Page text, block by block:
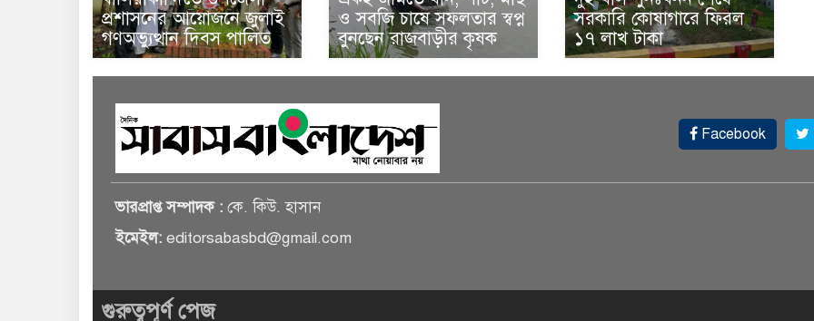
প্রশাসনের আয়োজনে জুলাই
গণঅভ্যুত্থান দিবস পালিত
ও সবজি চাষে সফলতার স্বপ্ন
বুনছেন রাজবাড়ীর কৃষক
সরকারি কোষাগারে ফিরল
১৭ লাখ টাকা
Facebook
ভারপ্রাপ্ত সম্পাদক : কে. কিউ. হাসান
ইমেইল: editorsabasbd@gmail.com
গুরুত্বপূর্ণ পেজ